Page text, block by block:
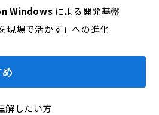
Windows による開発基盤
現場で活かす」への進化
解したい方